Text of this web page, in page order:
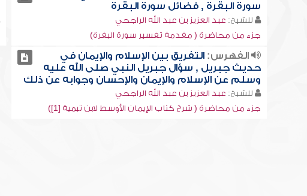
سورة البقرة , فضائل سورة البقرة
للشيخ: عبد العزيز بن عبد الله الراجحي
جزء من محاضرة ( مقدمة تفسير سورة البقرة)
الفهرس:التفريق بين الإسلام والإيمان في
حديث جبريل , سؤال جبريل النبي صلى الله عليه
وسلم عن الإسلام والإيمان والإحسان وجوابه عن ذلك
للشيخ: عبد العزيز بن عبد الله الراجحي
جزء من محاضرة ( شرح كتاب الإيمان الأوسط لابن تيمية [1])